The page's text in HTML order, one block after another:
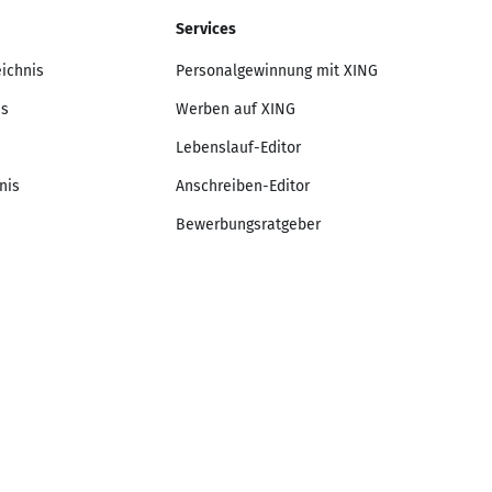
Services
Personalgewinnung mit XING
Werben auf XING
Lebenslauf-Editor
Anschreiben-Editor
Bewerbungsratgeber